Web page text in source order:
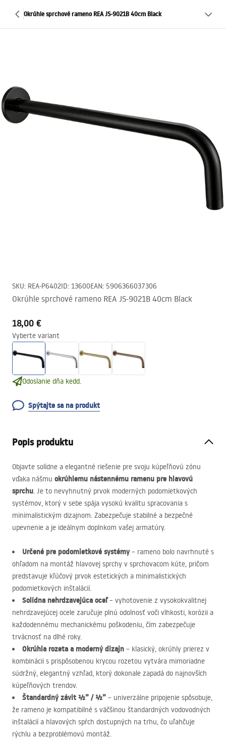
Okrúhle sprchové rameno REA JS-9021B 40cm Black
SKU: REA-P6402ID: 13600EAN: 5906366037306
Okrúhle sprchové rameno REA JS-9021B 40cm Black
18,00 €
Vyberte variant
Odoslanie dňa kedd.
Spýtajte sa na produkt
Popis produktu
Objavte solídne a elegantné riešenie pre svoju kúpeľňovú zónu
vďaka nášmu okrúhlemu nástennému ramenu pre hlavovú
sprchu. Je to nevyhnutný prvok moderných podomietkových
systémov, ktorý v sebe spája vysokú kvalitu spracovania s
minimalistickým dizajnom. Zabezpečuje stabilné a bezpečné
upevnenie a je ideálnym doplnkom vašej armatúry.
Určené pre podomietkové systémy– rameno bolo navrhnuté s
ohľadom na montáž hlavovej sprchy v sprchovacom kúte, pričom
predstavuje kľúčový prvok estetických a minimalistických
podomietkových inštalácií.
Solídna nehrdzavejúca oceľ– vyhotovenie z vysokokvalitnej
nehrdzavejúcej ocele zaručuje plnú odolnosť voči vlhkosti, korózii a
každodennému mechanickému poškodeniu, čím zabezpečuje
trvácnosť na dlhé roky.
Okrúhla rozeta a moderný dizajn – klasický, okrúhly prierez v
kombinácii s prispôsobenou krycou rozetou vytvára mimoriadne
súdržný, elegantný vzhľad, ktorý dokonale zapadá do najnovších
kúpeľňových trendov.
Štandardný závit ½” / ½” – univerzálne pripojenie spôsobuje,
že rameno je kompatibilné s väčšinou štandardných vodovodných
inštalácií a hlavových spŕch dostupných na trhu, čo uľahčuje
rýchlu a bezproblémovú montáž.